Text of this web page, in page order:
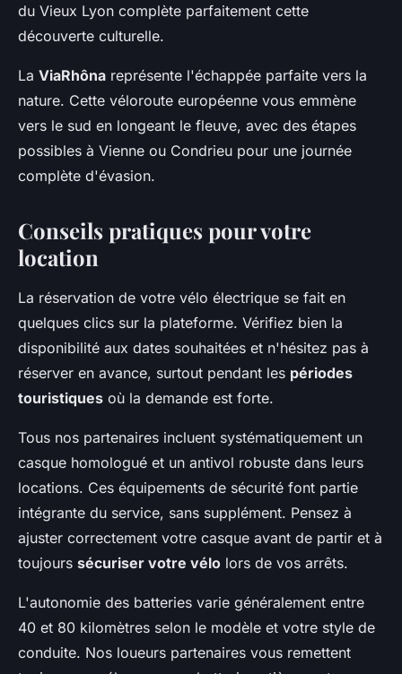
du Vieux Lyon complète parfaitement cette
découverte culturelle.
La ViaRhôna représente l'échappée parfaite vers la
nature. Cette véloroute européenne vous emmène
vers le sud en longeant le fleuve, avec des étapes
possibles à Vienne ou Condrieu pour une journée
complète d'évasion.
Conseils pratiques pour votre
location
La réservation de votre vélo électrique se fait en
quelques clics sur la plateforme. Vérifiez bien la
disponibilité aux dates souhaitées et n'hésitez pas à
réserver en avance, surtout pendant les périodes
touristiques où la demande est forte.
Tous nos partenaires incluent systématiquement un
casque homologué et un antivol robuste dans leurs
locations. Ces équipements de sécurité font partie
intégrante du service, sans supplément. Pensez à
ajuster correctement votre casque avant de partir et à
toujours sécuriser votre vélo lors de vos arrêts.
L'autonomie des batteries varie généralement entre
40 et 80 kilomètres selon le modèle et votre style de
conduite. Nos loueurs partenaires vous remettent